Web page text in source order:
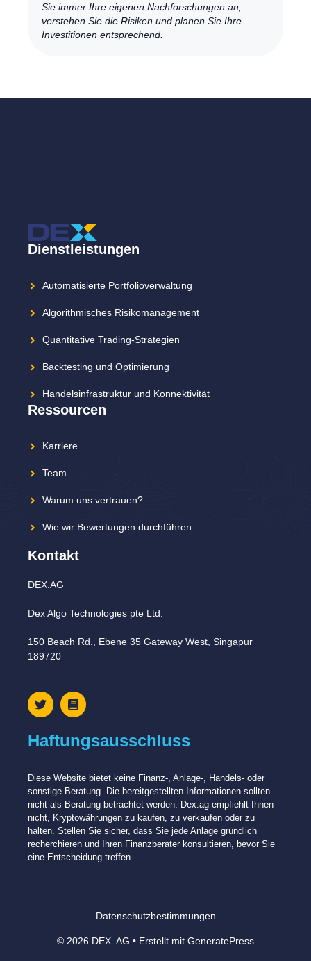
Sie immer Ihre eigenen Nachforschungen an,
verstehen Sie die Risiken und planen Sie Ihre
Investitionen entsprechend.
Dienstleistungen
Automatisierte Portfolioverwaltung
Algorithmisches Risikomanagement
Quantitative Trading-Strategien
Backtesting und Optimierung
Handelsinfrastruktur und Konnektivität
Ressourcen
Karriere
Team
Warum uns vertrauen?
Wie wir Bewertungen durchführen
Kontakt
DEX.AG
Dex Algo Technologies pte Ltd.
150 Beach Rd., Ebene 35 Gateway West, Singapur
189720
Haftungsausschluss
Diese Website bietet keine Finanz-, Anlage-, Handels- oder
sonstige Beratung. Die bereitgestellten Informationen sollten
nicht als Beratung betrachtet werden. Dex.ag empfiehlt Ihnen
nicht, Kryptowährungen zu kaufen, zu verkaufen oder zu
halten. Stellen Sie sicher, dass Sie jede Anlage gründlich
recherchieren und Ihren Finanzberater konsultieren, bevor Sie
eine Entscheidung treffen.
Datenschutzbestimmungen
© 2026 DEX. AG • Erstellt mit GeneratePress